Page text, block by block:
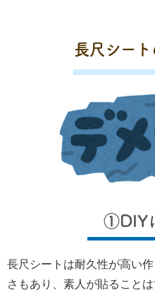
長尺シート
①DIY
長尺シートは耐久性が高い
さもあり、素人が貼ることは